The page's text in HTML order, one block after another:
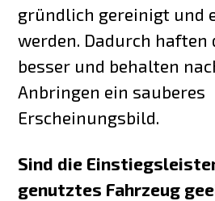
gründlich gereinigt und
werden. Dadurch haften
besser und behalten
Anbringen ein sauberes
Erscheinungsbild.
Sind die
genutztes Fahrzeug